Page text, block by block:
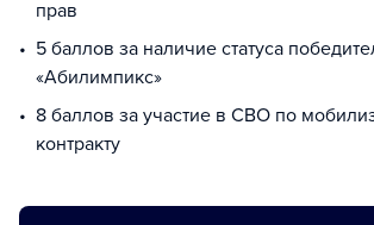
прав
5 баллов за наличие статуса
«Абилимпикс»
8 баллов за участие в СВО по
контракту